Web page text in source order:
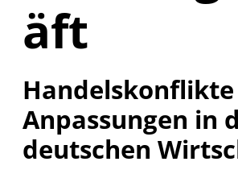
äft
Anpassungen in
deutschen